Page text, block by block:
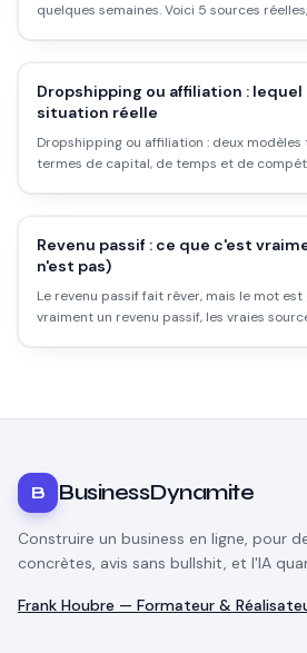
quelques semaines. Voici 5 sources
Dropshipping ou affiliation :
situation réelle
Dropshipping ou affiliation : deux
termes de capital, de temps et de
Revenu passif : ce que c'est
n'est pas)
Le revenu passif fait rêver, mais le mot
vraiment un revenu passif, les vraies
B BusinessDynamite
Construire un business en ligne, pour
concrètes, avis sans bullshit, et l'IA
Frank Houbre — Formateur &